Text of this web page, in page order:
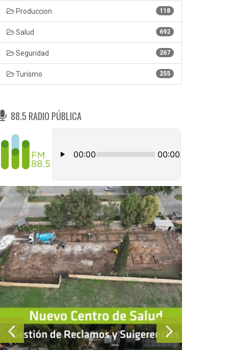
118
Produccion
692
Salud
267
Seguridad
255
Turismo
88.5 RADIO PÚBLICA